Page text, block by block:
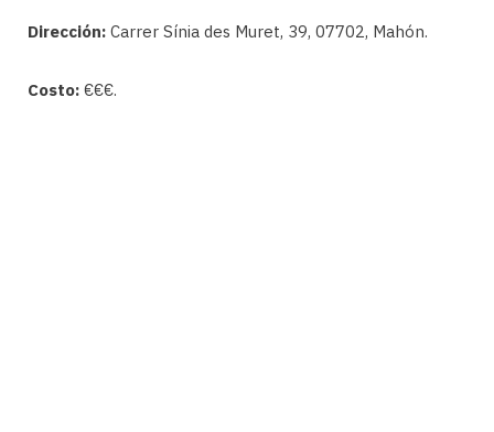
Dirección: Carrer Sínia des Muret, 39, 07702, Mahón.
Costo: €€€.